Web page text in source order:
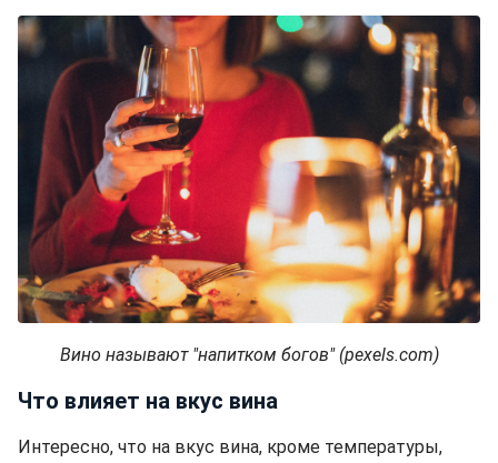
Вино называют "напитком богов" (pexels.com)
Что влияет на вкус вина
Интересно, что на вкус вина, кроме температуры,